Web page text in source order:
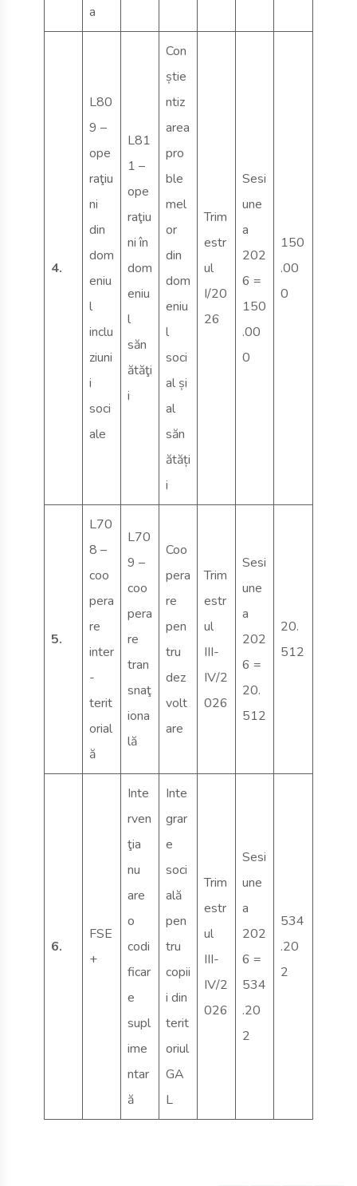
a
4.
L80
9 –
ope
raţiu
ni
din
dom
eniu
l
inclu
ziuni
i
soci
ale
L81
1 –
ope
raţiu
ni în
dom
eniu
l
săn
ătăţi
i
Con
știe
ntiz
area
pro
ble
mel
or
din
dom
eniu
l
soci
al și
al
săn
ătăți
i
Trim
estr
ul
I/20
26
Sesi
une
a
202
6 =
150
.00
0
150
.00
0
5.
L70
8 –
coo
pera
re
inter
-
terit
orial
ă
L70
9 –
coo
pera
re
tran
snaţ
iona
lă
Coo
pera
re
pen
tru
dez
volt
are
Trim
estr
ul
III-
IV/2
026
Sesi
une
a
202
6 =
20.
512
20.
512
6.
FSE
+
Inte
rven
ţia
nu
are
o
codi
ficar
e
supl
ime
ntar
ă
Inte
grar
e
soci
ală
pen
tru
copii
i din
terit
oriul
GA
L
Trim
estr
ul
III-
IV/2
026
Sesi
une
a
202
6 =
534
.20
2
534
.20
2